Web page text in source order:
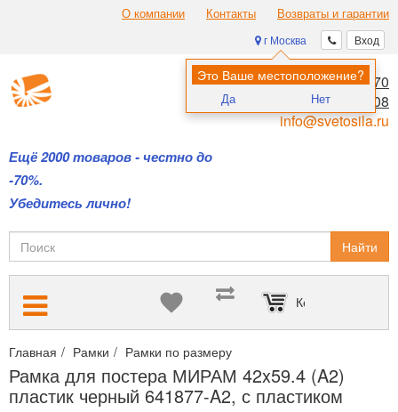
О компании Контакты Возвраты и гарантии
Вход
г Москва
Это Ваше местоположение?
Да Нет
Ещё 2000 товаров - честно до
-70%.
Убедитесь лично!
8 (495) 970-00-70
8 (800) 700-11-08
info@svetosila.ru
Найти
Корзина пуста
Главная Рамки Рамки по размеру
Рамка для постера МИРАМ 42x59.4 (A2)
пластик черный 641877-A2, с пластиком